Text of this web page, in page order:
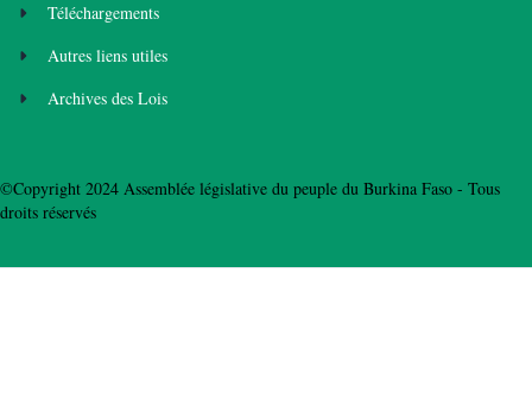
Téléchargements
Autres liens utiles
Archives des Lois
©Copyright 2024 Assemblée législative du peuple du Burkina Faso - Tous
droits réservés